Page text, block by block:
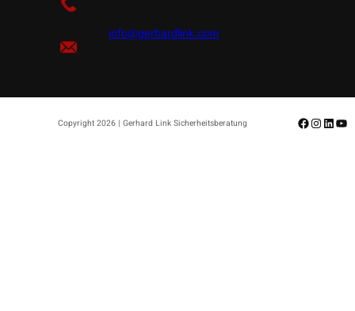
info@gerhardlink.com
Copyright 2026 | Gerhard Link Sicherheitsberatung Facebook